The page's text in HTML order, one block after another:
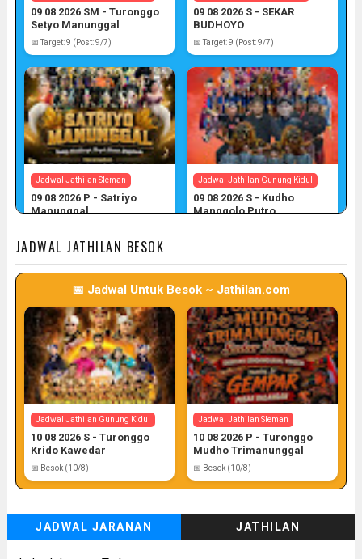
09 08 2026 SM - Turonggo
Setyo Manunggal
📅 Target: 9 (Post: 9/7)
09 08 2026 S - SEKAR
BUDHOYO
📅 Target: 9 (Post: 9/7)
Jadwal Jathilan Sleman
09 08 2026 P - Satriyo
Manunggal
Jadwal Jathilan Gunung Kidul
09 08 2026 S - Kudho
Manggolo Putro
Jadwal Jathilan Gunung Kidul
09 08 2026 P - Kudho Tri
Pamungkas
📅 Target: 9 (Post: 9/7)
Jadwal Jathilan Kulon Progo
09 08 2026 M - Turonggo
Manik Seto
📅 Target: 9 (Post: 9/7)
JADWAL JATHILAN BESOK
📅 Jadwal Untuk Besok ~ Jathilan.com
Jadwal Jathilan Gunung Kidul
10 08 2026 S - Turonggo
Krido Kawedar
📅 Besok (10/8)
Jadwal Jathilan Sleman
10 08 2026 P - Turonggo
Mudho Trimanunggal
📅 Besok (10/8)
JADWAL JARANAN JATHILAN